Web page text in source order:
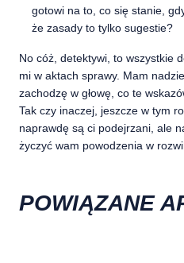
gotowi na to, co się stanie,
że zasady to tylko sugestie?
No cóż, detektywi, to wszystkie
mi w aktach sprawy. Mam
zachodzę w głowę, co te
Tak czy inaczej, jeszcze w tym
naprawdę są ci podejrzani, ale
życzyć wam powodzenia w
POWIĄZANE